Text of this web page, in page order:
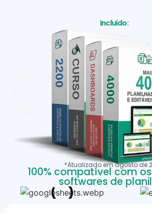
Incluído:
*Atualizado emagostode
100% compatível com
softwares de